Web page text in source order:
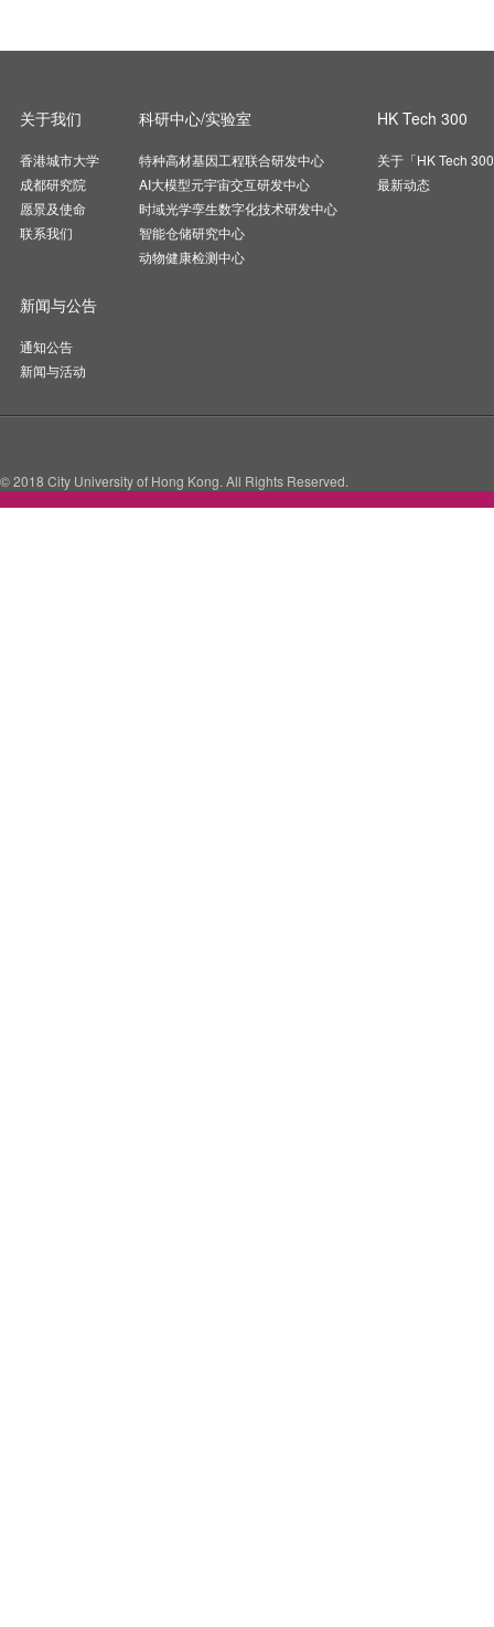
关于我们
香港城市大学
成都研究院
愿景及使命
联系我们
科研中心/实验室
特种高材基因工程联合研发中心
AI大模型元宇宙交互研发中心
时域光学孪生数字化技术研发中心
智能仓储研究中心
动物健康检测中心
HK Tech 300
关于「HK Tech
最新动态
新闻与公告
通知公告
新闻与活动
© 2018 City University of Hong Kong. All Rights Reserved.